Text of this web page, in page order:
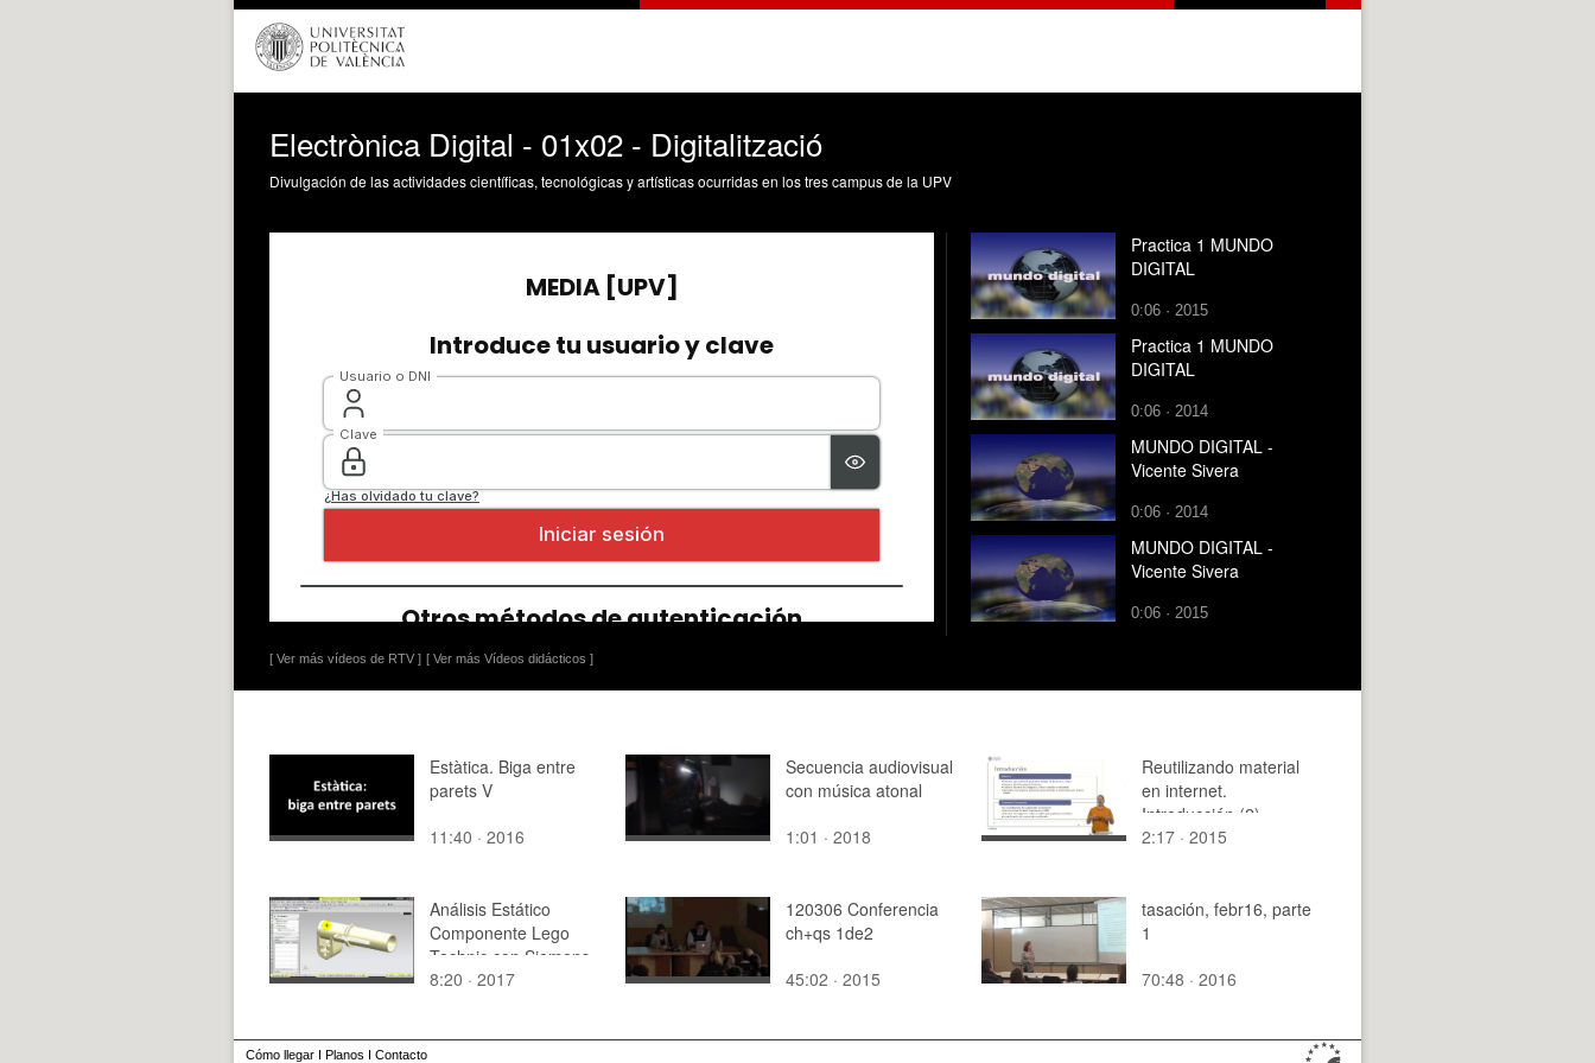
Electrònica Digital - 01x02 - Digitalització
Divulgación de las actividades científicas, tecnológicas y artísticas ocurridas en los tres campus de la UPV
[ Ver más vídeos de RTV ] [ Ver más Vídeos didácticos ]
Practica 1 MUNDO
DIGITAL
0:06 · 2015
Practica 1 MUNDO
DIGITAL
0:06 · 2014
MUNDO DIGITAL -
Vicente Sivera
0:06 · 2014
MUNDO DIGITAL -
Vicente Sivera
0:06 · 2015
Estàtica. Biga entre
parets V
11:40 · 2016
Secuencia audiovisual
con música atonal
1:01 · 2018
Reutilizando material
en internet.
Introducción (2)
2:17 · 2015
Análisis Estático
Componente Lego
Technic con Siemens
NX 75
8:20 · 2017
120306 Conferencia
ch+qs 1de2
45:02 · 2015
tasación, febr16, parte
1
70:48 · 2016
Cómo llegar I Planos I Contacto